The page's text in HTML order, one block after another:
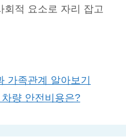
회적 요소로 자리 잡고
가족관계 알아보기
량 안전비용은?